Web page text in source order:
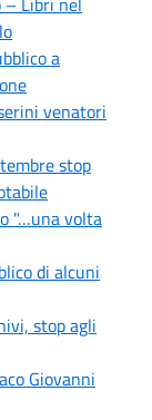
a
venatori
stop
"…una volta
di alcuni
stop agli
Giovanni